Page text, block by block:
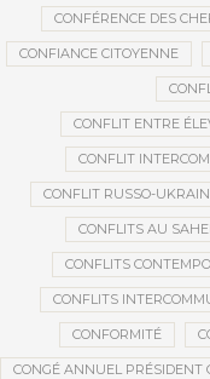
CONFÉRENCE DES
CONFIANCE CITOYENNE
CONFLIT ENTRE
CONFLIT
CONFLIT RUSSO-
CONFLITS AU
CONFLITS
CONFLITS
CONFORMITÉ
CONGÉ ANNUEL PRÉSIDENT